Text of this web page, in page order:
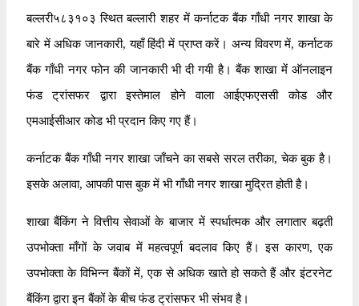
बल्लरी५८३१०३ स्थित बल्लारी शहर में कर्नाटक बैंक गाँधी नगर शाखा के
बारे में अधिक जानकारी, यहाँ हिंदी में प्राप्त करें। अन्य विवरण में, कर्नाटक
बैंक गाँधी नगर फोन की जानकारी भी दी गयी है। बैंक शाखा में ऑनलाइन
फंड ट्रांसफर द्वारा इस्तेमाल होने वाला आईएफएससी कोड और
एमआईसीआर कोड भी प्रदान किए गए हैं।
कर्नाटक बैंक गाँधी नगर शाखा जाँचने का सबसे सरल तरीका, चेक बुक है।
इसके अलावा, आपकी पास बुक में भी गाँधी नगर शाखा मुद्रित होती है।
शाखा बैंकिंग ने वित्तीय सेवाओं के बाजार में स्पर्धात्मक और लगातार बढ़ती
उपभोक्ता माँगों के जवाब में महत्वपूर्ण बदलाव किए हैं। इस कारण, एक
उपभोक्ता के विभिन्न बैंकों में, एक से अधिक खाते हो सकते हैं और इंटरनेट
बैंकिंग द्वारा इन बैंकों के बीच फंड ट्रांसफर भी संभव है।